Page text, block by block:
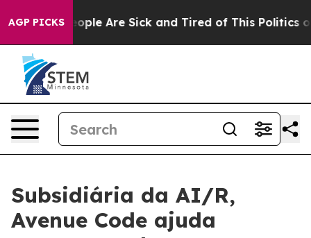
AGP PICKS
Win: “People Are Sick and Tired of This Politics of
Subsidiária da AI/R,
Avenue Code ajuda